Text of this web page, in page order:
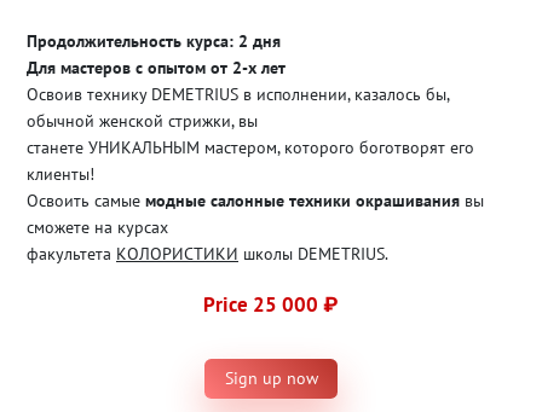
Продолжительность курса: 2 дня
Для мастеров с опытом от 2-х лет
Освоив технику DEMETRIUS в исполнении, казалось бы,
обычной женской стрижки, вы
станете УНИКАЛЬНЫМ мастером, которого боготворят его
клиенты!
Освоить самые модные салонные техники окрашивания вы
сможете на курсах
факультета КОЛОРИСТИКИ школы DEMETRIUS.
Price 25 000 ₽
Sign up now